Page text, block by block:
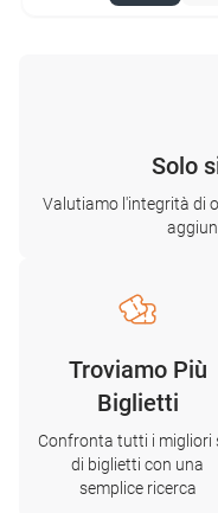
Solo
Valutiamo l'integrità di
Troviamo Più
Biglietti
Confronta tutti i migliori
di biglietti con una
semplice ricerca